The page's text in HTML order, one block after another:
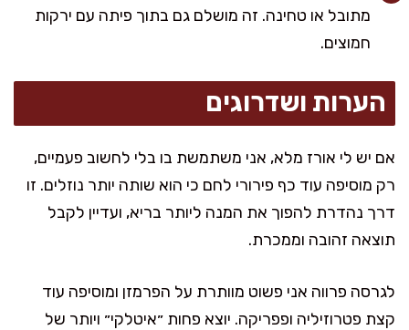
מתובל או טחינה. זה מושלם גם בתוך פיתה עם ירקות
חמוצים.
הערות ושדרוגים
אם יש לי אורז מלא, אני משתמשת בו בלי לחשוב פעמיים,
רק מוסיפה עוד כף פירורי לחם כי הוא שותה יותר נוזלים. זו
דרך נהדרת להפוך את המנה ליותר בריא, ועדיין לקבל
תוצאה זהובה וממכרת.
לגרסה פרווה אני פשוט מוותרת על הפרמזן ומוסיפה עוד
קצת פטרוזיליה ופפריקה. יוצא פחות ״איטלקי״ ויותר של